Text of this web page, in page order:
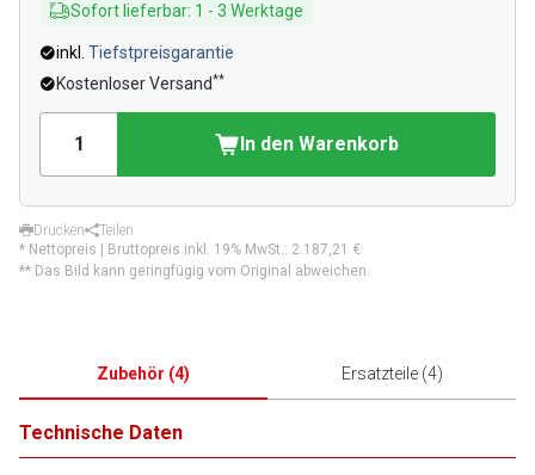
Sofort lieferbar: 1 - 3 Werktage
inkl. Tiefstpreisgarantie
Kostenloser Versand**
In den Warenkorb
Drucken
Teilen
* Nettopreis | Bruttopreis inkl. 19% MwSt.: 2.187,21 €
** Das Bild kann geringfügig vom Original abweichen.
Zubehör (4) Ersatzteile(4)
Technische Daten